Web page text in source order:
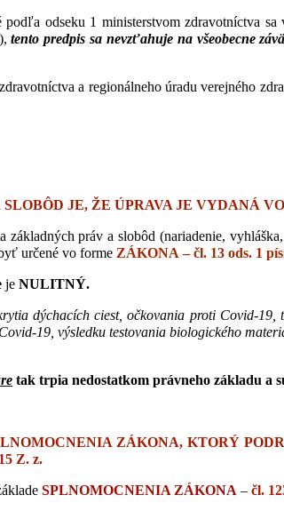
podľa odseku 1 ministerstvom zdravotníctva
tento predpis sa nevzťahuje na všeobecne
a regionálneho úradu verejného
JE, ŽE ÚPRAVA JE VYDANÁ VO
práv a slobôd (nariadenie,
určené vo forme ZÁKONA – čl. 13 ods. 1
je NULITNÝ.
dýchacích ciest, očkovania proti Covid-
19, výsledku testovania biologického
tak trpia nedostatkom právneho základu a
ZÁKONA, KTORÝ
Z. z.
SPLNOMOCNENIA ZÁKONA –čl.